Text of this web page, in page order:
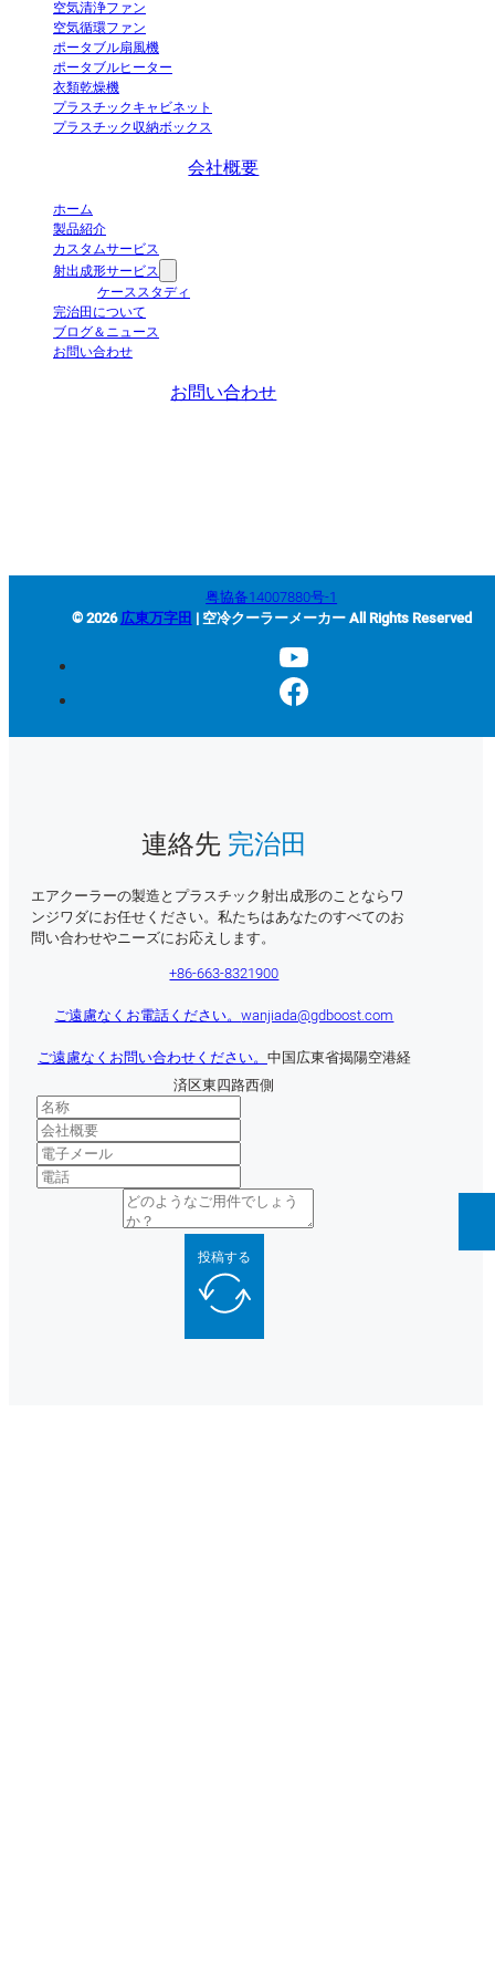
空気清浄ファン
空気循環ファン
ポータブル扇風機
ポータブルヒーター
衣類乾燥機
プラスチックキャビネット
プラスチック収納ボックス
会社概要
ホーム
製品紹介
カスタムサービス
射出成形サービス
ケーススタディ
完治田について
ブログ＆ニュース
お問い合わせ
お問い合わせ
粤協备14007880号-1
© 2026広東万字田 | 空冷クーラーメーカー All Rights Reserved
連絡先 完治田
エアクーラーの製造とプラスチック射出成形のことならワ
ンジワダにお任せください。私たちはあなたのすべてのお
問い合わせやニーズにお応えします。
+86-663-8321900
ご遠慮なくお電話ください。wanjiada@gdboost.com
ご遠慮なくお問い合わせください。 中国広東省揭陽空港経
済区東四路西側
投稿する